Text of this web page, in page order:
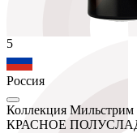
5
Россия
Коллекция Мильстрим
КРАСНОЕ